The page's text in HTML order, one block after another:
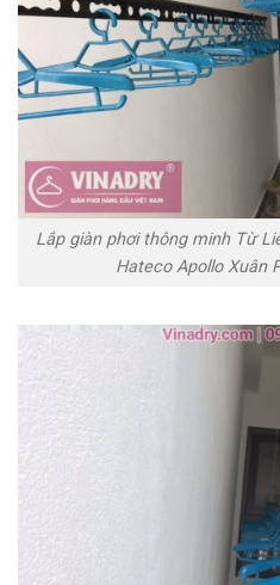
Lắp giàn phơi thông minh Từ
Hateco Apollo Xuân